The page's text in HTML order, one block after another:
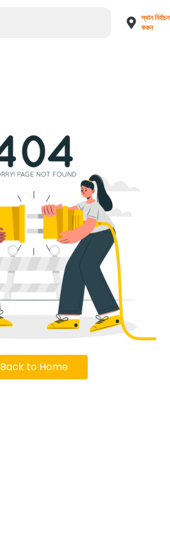
স্থান নির্বাচন
করুন
Back to Home